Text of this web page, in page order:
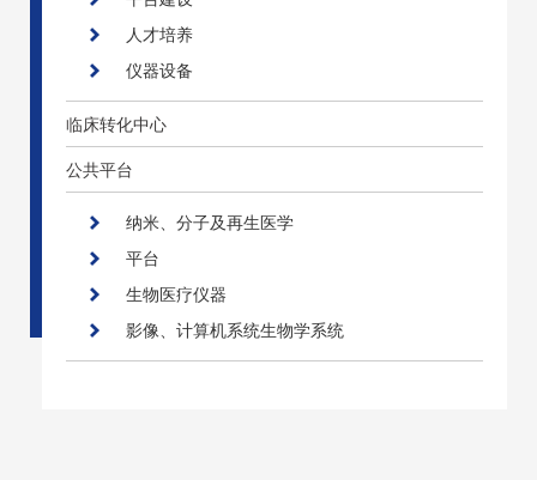
人才培养
仪器设备
临床转化中心
公共平台
纳米、分子及再生医学
平台
生物医疗仪器
影像、计算机系统生物学系统